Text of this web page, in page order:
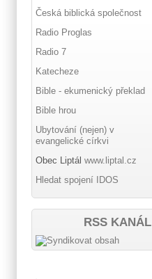
Česká biblická společnost
Radio Proglas
Radio 7
Katecheze
Bible - ekumenický překlad
Bible hrou
Ubytování (nejen) v
evangelické církvi
Obec Liptál www.liptal.cz
Hledat spojení IDOS
RSS KANÁL